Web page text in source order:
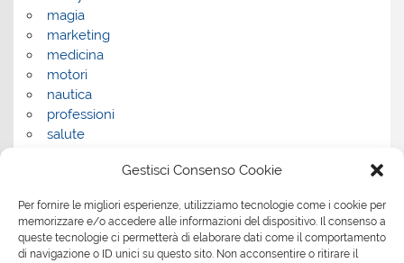
Gestisci Consenso Cookie
Per fornire le migliori esperienze, utilizziamo tecnologie come i cookie per
memorizzare e/o accedere alle informazioni del dispositivo. Il consenso a
queste tecnologie ci permetterà di elaborare dati come il comportamento
di navigazione o ID unici su questo sito. Non acconsentire o ritirare il
magia
marketing
medicina
motori
nautica
professioni
salute
servizi per le aziende
shopping
sport